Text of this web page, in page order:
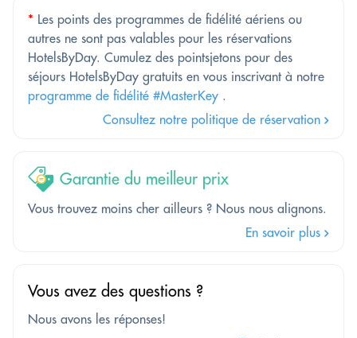
* Les points des programmes de fidélité aériens ou
autres ne sont pas valables pour les réservations
HotelsByDay. Cumulez des pointsjetons pour des
séjours HotelsByDay gratuits en vous inscrivant à notre
programme de fidélité #MasterKey .
Consultez notre politique de réservation
Garantie du meilleur prix
Vous trouvez moins cher ailleurs ? Nous nous alignons.
En savoir plus
Vous avez des questions ?
Nous avons les réponses!